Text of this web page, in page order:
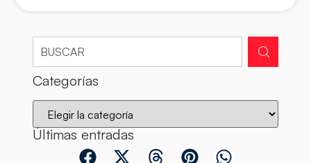
Categorías
Últimas entradas